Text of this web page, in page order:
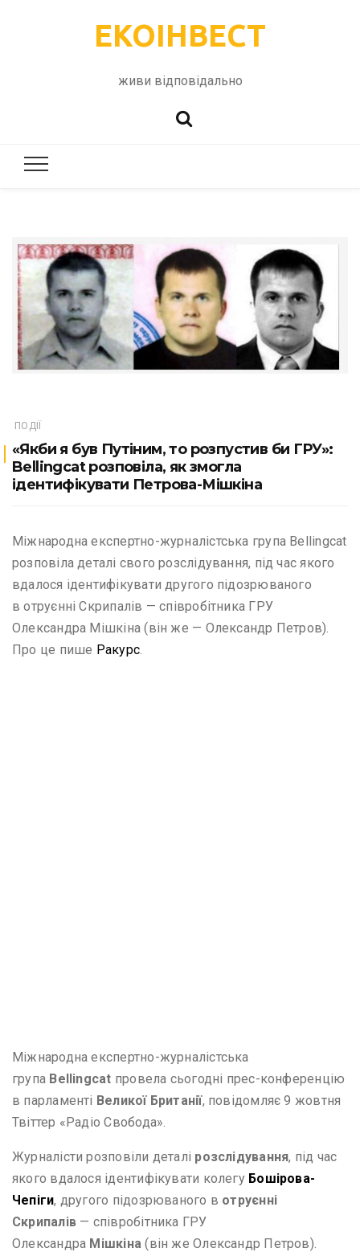
ЕКОІНВЕСТ
живи відповідально
ПОДІЇ
«Якби я був Путіним, то розпустив би ГРУ»:
Bellingcat розповіла, як змогла
ідентифікувати Петрова-Мішкіна
Міжнародна експертно-журналістська група Bellingcat
розповіла деталі свого розслідування, під час якого
вдалося ідентифікувати другого підозрюваного
в отруєнні Скрипалів — співробітника ГРУ
Олександра Мішкіна (він же — Олександр Петров).
Про це пише Ракурс
Міжнародна експертно-журналістська
група Bellingcat провела сьогодні прес-конференцію
в парламенті Великої Британії, повідомляє 9 жовтня
Твіттер «Радіо Свобода».
Журналісти розповіли деталі розслідування, під час
якого вдалося ідентифікувати колегу Бошірова-
Чепіги, другого підозрюваного в отруєнні
Скрипалів — співробітника ГРУ
Олександра Мішкіна (він же Олександр Петров).